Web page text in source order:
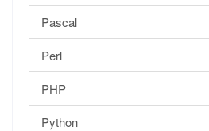
Pascal
Perl
PHP
Python